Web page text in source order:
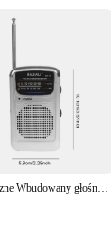
Radio ręczne Wbudowany głośnik Radio stereo Antena teleskopowa SW AM FM Mini przenośne radio Zewnętrzne głośniki awaryjne